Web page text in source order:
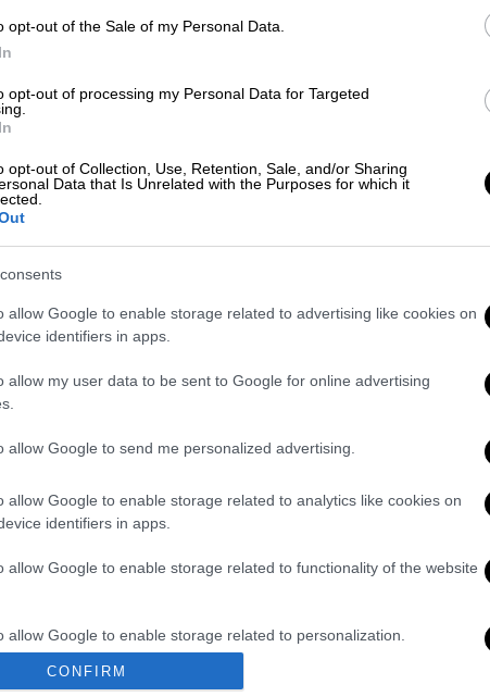
opt-out of the Sale of my Personal Data.
opt-out of processing my Personal Data for Targeted
opt-out of Collection, Use, Retention, Sale, and/or Sharing
Data that Is Unrelated with the Purposes for which it
allow Google to enable storage related to advertising like cookies on
identifiers in apps.
allow my user data to be sent to Google for online advertising
allow Google to send me personalized advertising.
allow Google to enable storage related to analytics like cookies on
identifiers in apps.
allow Google to enable storage related to functionality of the website
allow Google to enable storage related to personalization.
allow Google to enable storage related to security, including
CONFIRM
το ΕΘΝΟΣ στη Google
στηΣητεία της Κρήτης, καθώς ενώ
από ύψος και τραυματίστηκε.
στην παραλία Μόχλος στη
μεσημέρι, με τη
να επέμβει η
πυροσβεστική
με την ανάσυρσή της γυναίκας
με ασθενοφόρο τουΕΚΑΒ . Επιχείρησαν 16
και 6 οχήματα, όπως και
γυναίκας από βάραθρο στη
16 πυροσβέστες με την Ο.Ο.Ε.Δ. της
από εθελοντές.